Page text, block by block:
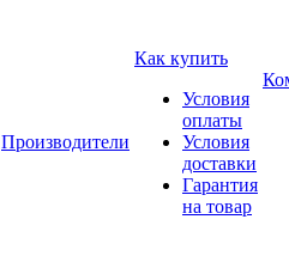
Производители
Как купить
Условия
оплаты
Условия
доставки
Гарантия
на товар